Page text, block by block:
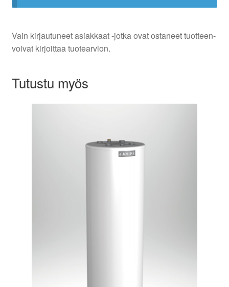
Vain kirjautuneet asiakkaat -jotka ovat ostaneet tuotteen-
voivat kirjoittaa tuotearvion.
Tutustu myös